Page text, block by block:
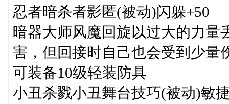
忍者暗杀者影匿(被动)闪躲+50
暗器大师风魔回旋以过大的力量
害，但回接时自己也会受到少量
可装备10级轻装防具
小丑杀戮小丑舞台技巧(被动)敏